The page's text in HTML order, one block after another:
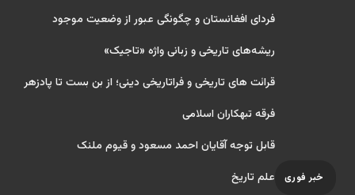
خبر فوری
فردای افغانستان و چگونگی عبور از وضعیت موجود
ریشه‌های تاریخی و زبانی واژه «تاجیک»
قرائت های تاریخی و فراتاریخی دینی؛ از بن بست تا پادزهر
فرقه تبهکاران اسلامی
قابل توجه آقایان احمد مسعود و قیوم ملنک
علم تاریخ